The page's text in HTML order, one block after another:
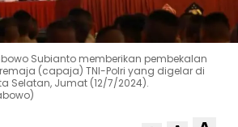
Subianto memberikan pembekalan
(capaja) TNI-Polri yang digelar di
Selatan, Jumat (12/7/2024).